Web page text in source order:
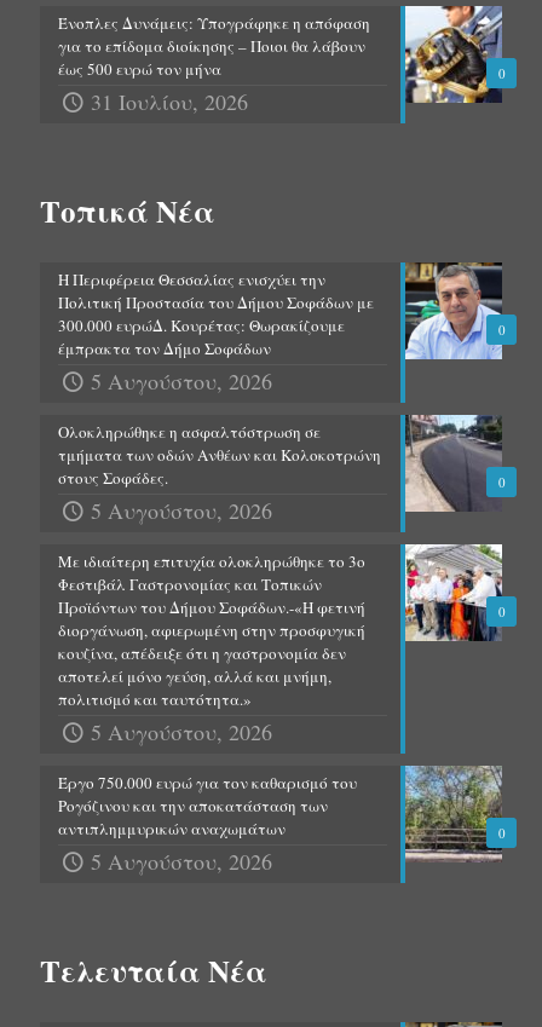
0
Ένοπλες Δυνάμεις: Υπογράφηκε η απόφαση
για το επίδομα διοίκησης – Ποιοι θα λάβουν
έως 500 ευρώ τον μήνα
31 Ιουλίου, 2026
Τοπικά Νέα
0
Η Περιφέρεια Θεσσαλίας ενισχύει την
Πολιτική Προστασία του Δήμου Σοφάδων με
300.000 ευρώΔ. Κουρέτας: Θωρακίζουμε
έμπρακτα τον Δήμο Σοφάδων
5 Αυγούστου, 2026
0
Ολοκληρώθηκε η ασφαλτόστρωση σε
τμήματα των οδών Ανθέων και Κολοκοτρώνη
στους Σοφάδες.
5 Αυγούστου, 2026
0
Με ιδιαίτερη επιτυχία ολοκληρώθηκε το 3ο
Φεστιβάλ Γαστρονομίας και Τοπικών
Προϊόντων του Δήμου Σοφάδων.-«Η φετινή
διοργάνωση, αφιερωμένη στην προσφυγική
κουζίνα, απέδειξε ότι η γαστρονομία δεν
αποτελεί μόνο γεύση, αλλά και μνήμη,
πολιτισμό και ταυτότητα.»
5 Αυγούστου, 2026
0
Έργο 750.000 ευρώ για τον καθαρισμό του
Ρογόζινου και την αποκατάσταση των
αντιπλημμυρικών αναχωμάτων
5 Αυγούστου, 2026
Τελευταία Νέα